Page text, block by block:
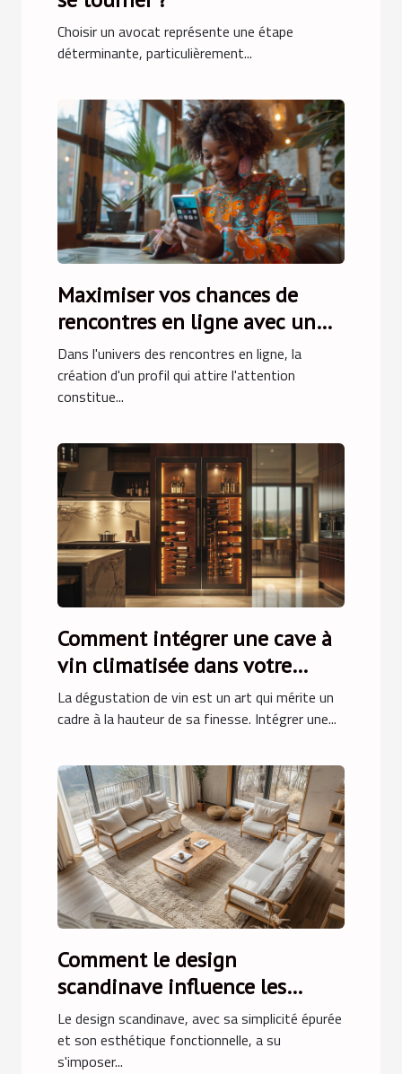
Choisir un avocat représente une étape
déterminante, particulièrement...
Maximiser vos chances de
rencontres en ligne avec un
profil attrayant
Dans l'univers des rencontres en ligne, la
création d'un profil qui attire l'attention
constitue...
Comment intégrer une cave à
vin climatisée dans votre
cuisine
La dégustation de vin est un art qui mérite un
cadre à la hauteur de sa finesse. Intégrer une...
Comment le design
scandinave influence les
tendances de mobilier
moderne
Le design scandinave, avec sa simplicité épurée
et son esthétique fonctionnelle, a su
s'imposer...